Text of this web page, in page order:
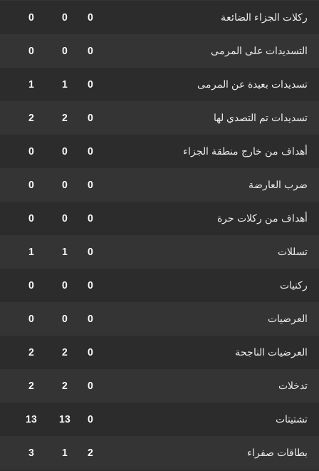
ركلات الجزاء الضائعة 0
0
0
التسديدات على المرمى 0
0
0
تسديدات بعيدة عن المرمى 0
1
1
تسديدات تم التصدي لها 0
2
2
أهداف من خارج منطقة الجزاء 0
0
0
ضرب العارضة 0
0
0
أهداف من ركلات حرة 0
0
0
تسللات 0
1
1
ركنيات 0
0
0
العرضيات 0
0
0
العرضيات الناجحة 0
2
2
تدخلات 0
2
2
تشتيتات 0
13
13
بطاقات صفراء 2
1
3